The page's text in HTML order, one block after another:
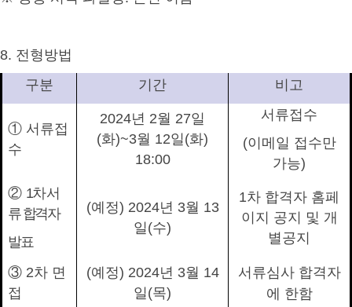
8. 전형방법
구분
기간 비고
① 서류접
수
2024년 2월 27일
(화)~3월 12일 (화)
18:00
서류접수
(이메일 접수만
가능)
② 1차 서
류 합격자
발표
(예정) 2024년 3월 13
일 (수)
1차 합격자 홈페
이지 공지
및 개
별공지
③ 2차 면
접
(예정) 2024년 3월 14
일 (목)
서류심사 합격자
에 한함